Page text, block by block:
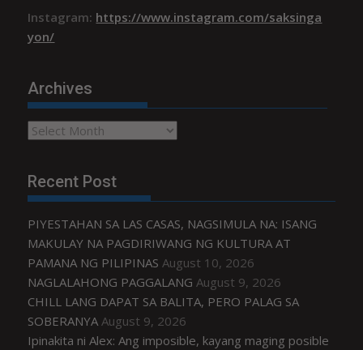
Instagram: https://www.instagram.com/saksinga
yon/
Archives
Archives
Recent Post
PIYESTAHAN SA LAS CASAS, NAGSIMULA NA: ISANG
MAKULAY NA PAGDIRIWANG NG KULTURA AT
PAMANA NG PILIPINAS August 10, 2026
NAGLALAHONG PAGGALANG August 9, 2026
CHILL LANG DAPAT SA BALITA, PERO PALAG SA
SOBERANYA August 9, 2026
Ipinakita ni Alex: Ang imposible, kayang maging posible